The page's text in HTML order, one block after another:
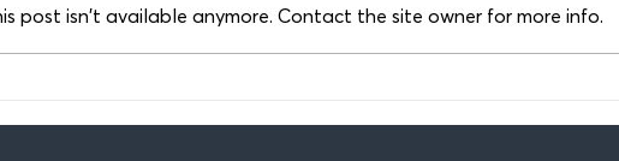
post isn't available anymore. Contact the site owner for more info.